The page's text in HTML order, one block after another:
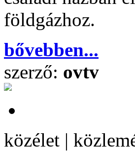
földgázhoz.
bővebben...
szerző: ovtv
közélet |